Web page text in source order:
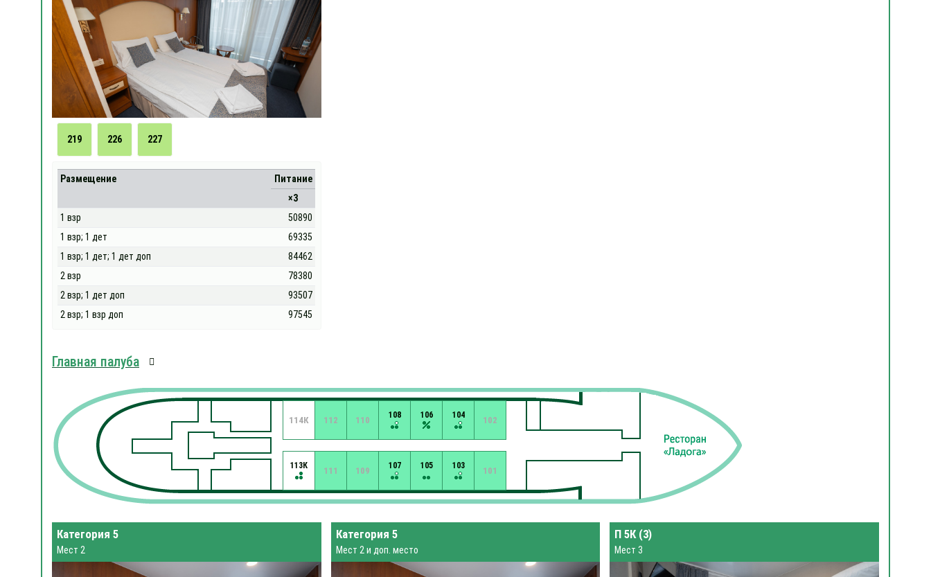
219 226 227
Размещение
Питание
×3
1 взр
50890
1 взр; 1 дет
69335
1 взр; 1 дет; 1 дет доп
84462
2 взр
78380
2 взр; 1 дет доп
93507
2 взр; 1 взр доп
97545
Главная палуба
101
102
103
104
105
106
107
108
109
110
111
112
113К
114К
Категория 5
Мест 2
Категория 5
Мест 2 и доп. место
П 5К (3)
Мест 3